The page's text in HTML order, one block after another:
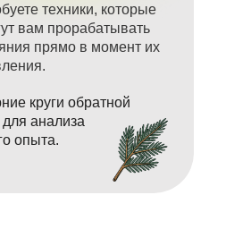
круги обратной
для анализа
опыта.
техники, которые
вам прорабатывать
прямо в момент их